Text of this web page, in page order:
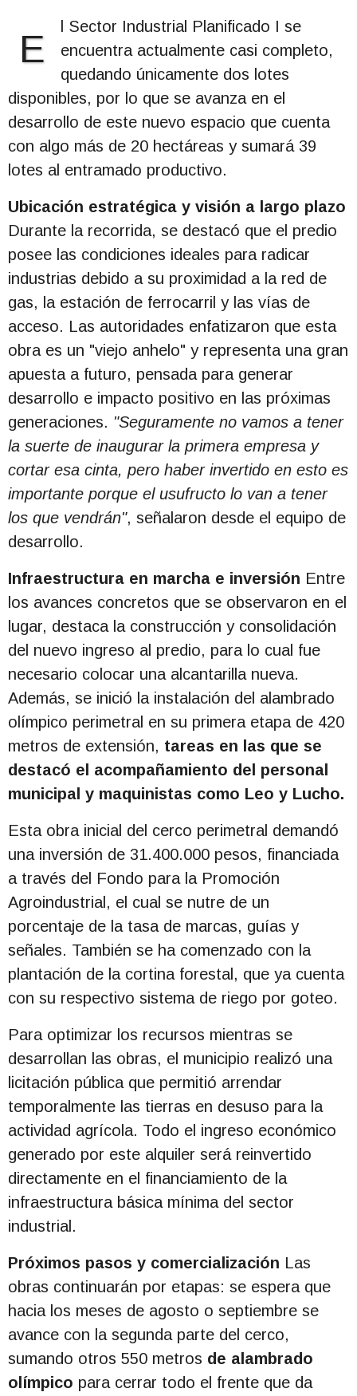
E
l Sector Industrial Planificado I se
encuentra actualmente casi completo,
quedando únicamente dos lotes
disponibles, por lo que se avanza en el
desarrollo de este nuevo espacio que cuenta
con algo más de 20 hectáreas y sumará 39
lotes al entramado productivo.
Ubicación estratégica y visión a largo plazo
Durante la recorrida, se destacó que el predio
posee las condiciones ideales para radicar
industrias debido a su proximidad a la red de
gas, la estación de ferrocarril y las vías de
acceso. Las autoridades enfatizaron que esta
obra es un "viejo anhelo" y representa una gran
apuesta a futuro, pensada para generar
desarrollo e impacto positivo en las próximas
generaciones. "Seguramente no vamos a tener
la suerte de inaugurar la primera empresa y
cortar esa cinta, pero haber invertido en esto es
importante porque el usufructo lo van a tener
los que vendrán", señalaron desde el equipo de
desarrollo.
Infraestructura en marcha e inversión Entre
los avances concretos que se observaron en el
lugar, destaca la construcción y consolidación
del nuevo ingreso al predio, para lo cual fue
necesario colocar una alcantarilla nueva.
Además, se inició la instalación del alambrado
olímpico perimetral en su primera etapa de 420
metros de extensión, tareas en las que se
destacó el acompañamiento del personal
municipal y maquinistas como Leo y Lucho.
Esta obra inicial del cerco perimetral demandó
una inversión de 31.400.000 pesos, financiada
a través del Fondo para la Promoción
Agroindustrial, el cual se nutre de un
porcentaje de la tasa de marcas, guías y
señales. También se ha comenzado con la
plantación de la cortina forestal, que ya cuenta
con su respectivo sistema de riego por goteo.
Para optimizar los recursos mientras se
desarrollan las obras, el municipio realizó una
licitación pública que permitió arrendar
temporalmente las tierras en desuso para la
actividad agrícola. Todo el ingreso económico
generado por este alquiler será reinvertido
directamente en el financiamiento de la
infraestructura básica mínima del sector
industrial.
Próximos pasos y comercialización Las
obras continuarán por etapas: se espera que
hacia los meses de agosto o septiembre se
avance con la segunda parte del cerco,
sumando otros 550 metros de alambrado
olímpico para cerrar todo el frente que da